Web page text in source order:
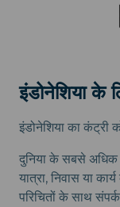
इंडोनेशिया के
इंडोनेशिया का कंट्री
दुनिया के सबसे अधिक
यात्रा, निवास या
परिचितों के साथ